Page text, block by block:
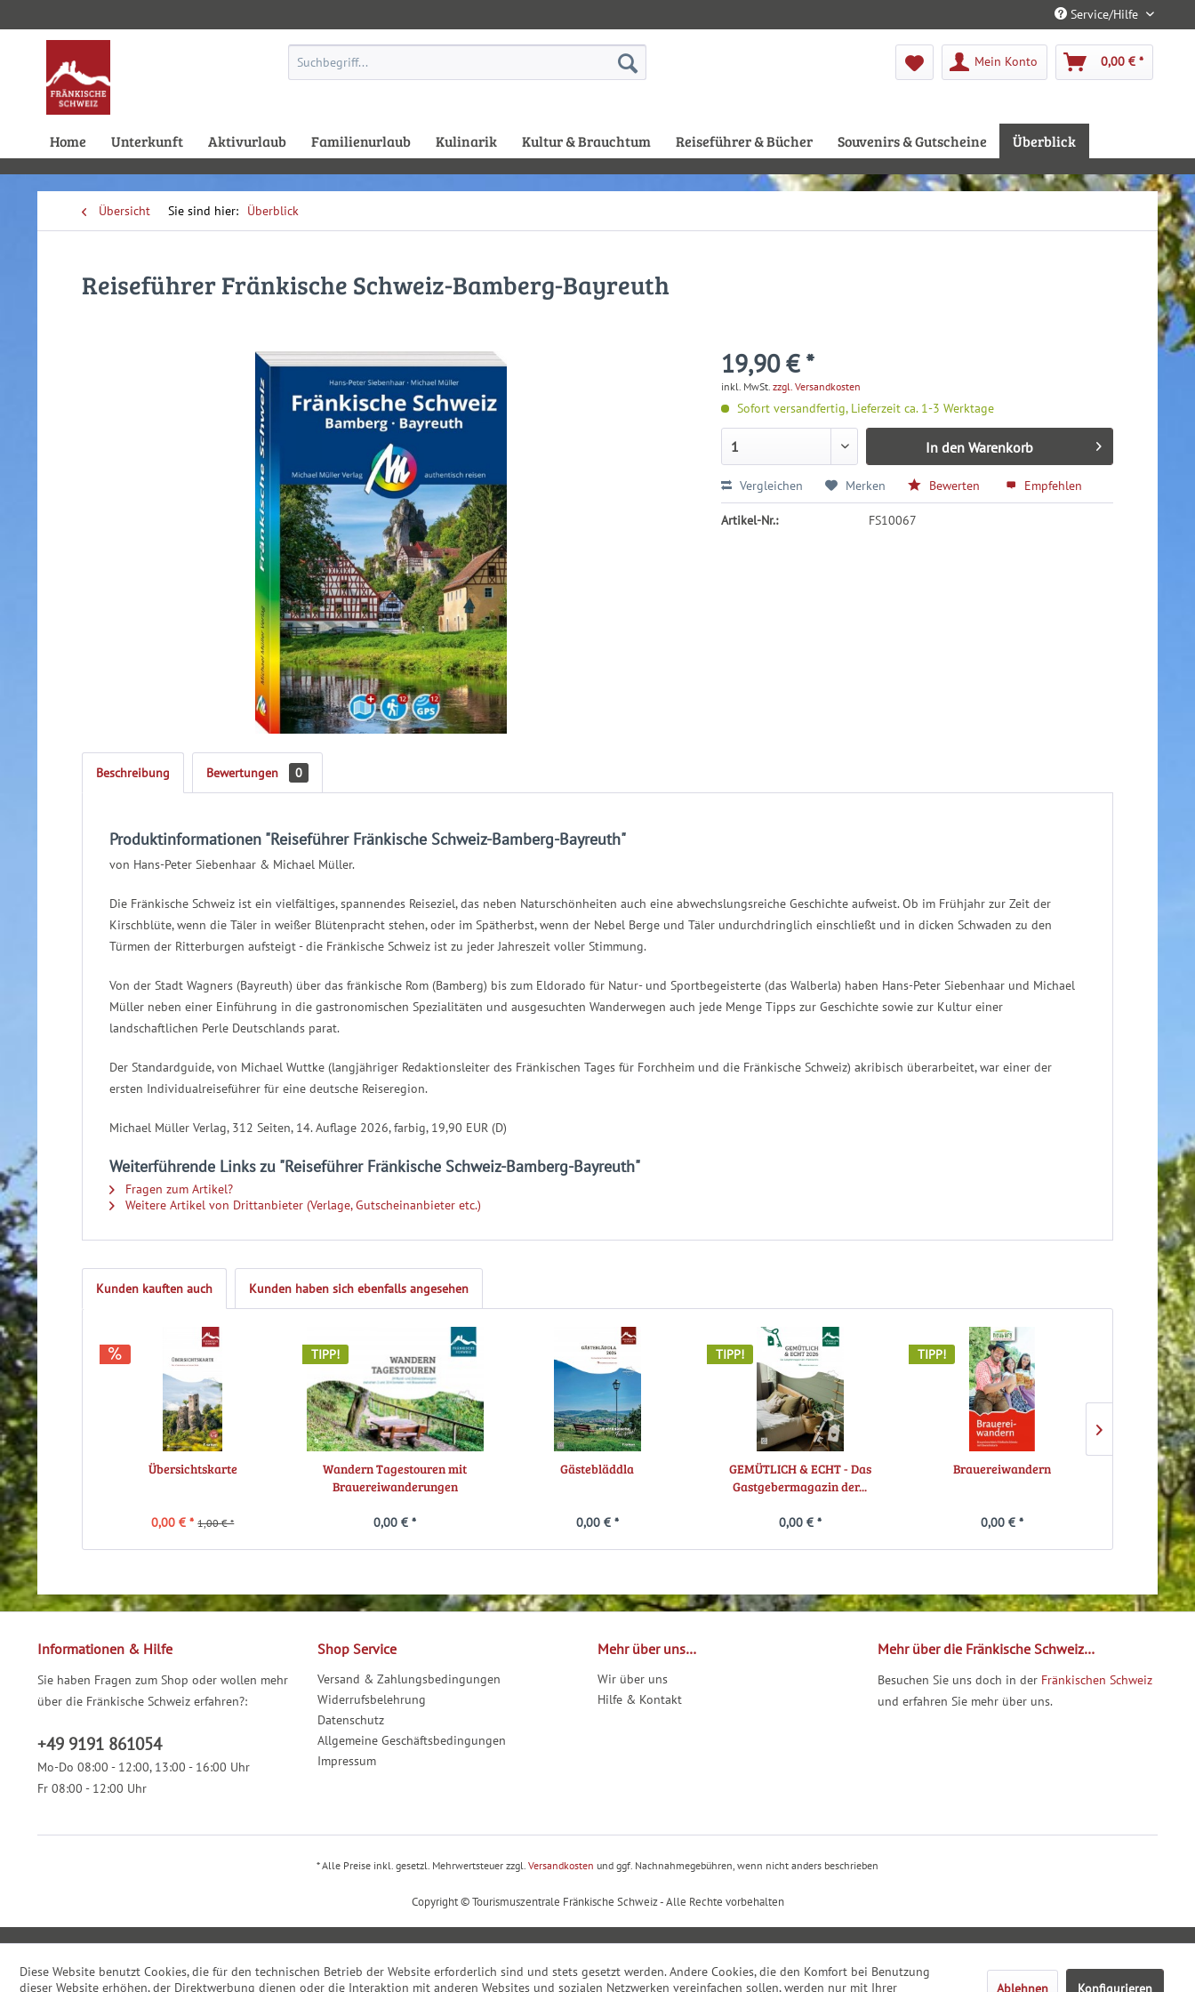
Service/Hilfe
Mein Konto 0,00 € *
Home Unterkunft Aktivurlaub Familienurlaub Kulinarik Kultur & Brauchtum Reiseführer & Bücher Souvenirs & Gutscheine Überblick
Übersicht Überblick
Reiseführer Fränkische Schweiz-Bamberg-Bayreuth
19,90 € *
inkl. MwSt.zzgl. Versandkosten
Sofort versandfertig, Lieferzeit ca. 1-3 Werktage
In den Warenkorb
Vergleichen Merken Bewerten Empfehlen
Artikel-Nr.: FS10067
Beschreibung Bewertungen 0
Produktinformationen "Reiseführer Fränkische Schweiz-Bamberg-Bayreuth"
von Hans-Peter Siebenhaar & Michael Müller.
Die Fränkische Schweiz ist ein vielfältiges, spannendes Reiseziel, das neben Naturschönheiten auch eine abwechslungsreiche Geschichte aufweist. Ob im Frühjahr zur Zeit der
Kirschblüte, wenn die Täler in weißer Blütenpracht stehen, oder im Spätherbst, wenn der Nebel Berge und Täler undurchdringlich einschließt und in dicken Schwaden zu den
Türmen der Ritterburgen aufsteigt - die Fränkische Schweiz ist zu jeder Jahreszeit voller Stimmung.
Von der Stadt Wagners (Bayreuth) über das fränkische Rom (Bamberg) bis zum Eldorado für Natur- und Sportbegeisterte (das Walberla) haben Hans-Peter Siebenhaar und Michael
Müller neben einer Einführung in die gastronomischen Spezialitäten und ausgesuchten Wanderwegen auch jede Menge Tipps zur Geschichte sowie zur Kultur einer
landschaftlichen Perle Deutschlands parat.
Der Standardguide, von Michael Wuttke (langjähriger Redaktionsleiter des Fränkischen Tages für Forchheim und die Fränkische Schweiz) akribisch überarbeitet, war einer der
ersten Individualreiseführer für eine deutsche Reiseregion.
Michael Müller Verlag, 312 Seiten, 14. Auflage 2026, farbig, 19,90 EUR (D)
Weiterführende Links zu "Reiseführer Fränkische Schweiz-Bamberg-Bayreuth"
Fragen zum Artikel?
Weitere Artikel von Drittanbieter (Verlage, Gutscheinanbieter etc.)
Kunden kauften auch Kunden haben sich ebenfalls angesehen
Übersichtskarte
0,00 € * 1,00 € *
TIPP!
Wandern Tagestouren mit
Brauereiwanderungen
0,00 € *
Gästebläddla
0,00 € *
TIPP!
GEMÜTLICH & ECHT - Das
Gastgebermagazin der...
0,00 € *
TIPP!
Brauereiwandern
0,00 € *
Informationen & Hilfe
Sie haben Fragen zum Shop oder wollen mehr
über die Fränkische Schweiz erfahren?:
+49 9191 861054
Mo-Do 08:00 - 12:00, 13:00 - 16:00 Uhr
Fr 08:00 - 12:00 Uhr
Shop Service
Versand & Zahlungsbedingungen
Widerrufsbelehrung
Datenschutz
Allgemeine Geschäftsbedingungen
Impressum
Mehr über uns…
Wir über uns
Hilfe & Kontakt
Mehr über die Fränkische Schweiz…
Besuchen Sie uns doch in der Fränkischen Schweiz
und erfahren Sie mehr über uns.
* Alle Preise inkl. gesetzl. Mehrwertsteuer zzgl. Versandkosten und ggf. Nachnahmegebühren, wenn nicht anders beschrieben
Copyright © Tourismuszentrale Fränkische Schweiz - Alle Rechte vorbehalten
Diese Website benutzt Cookies, die für den technischen Betrieb der Website erforderlich sind und stets gesetzt werden. Andere Cookies, die den Komfort bei Benutzung
dieser Website erhöhen, der Direktwerbung dienen oder die Interaktion mit anderen Websites und sozialen Netzwerken vereinfachen sollen, werden nur mit Ihrer
Ablehnen Konfigurieren